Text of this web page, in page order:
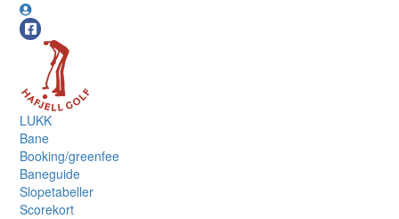
LUKK
Bane
Booking/greenfee
Baneguide
Slopetabeller
Scorekort